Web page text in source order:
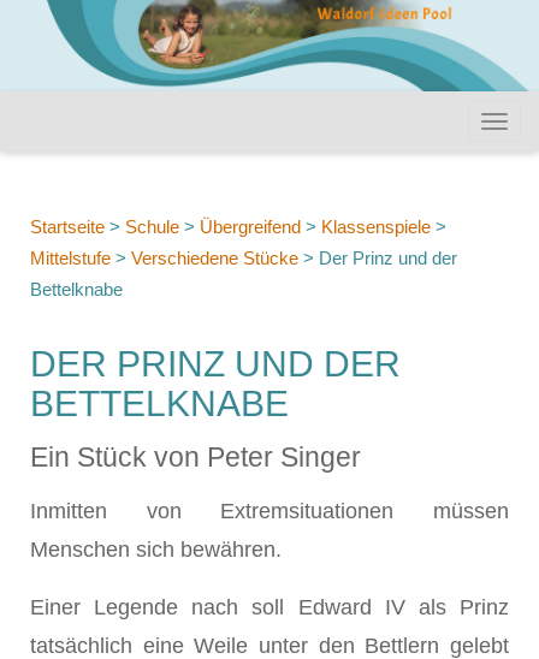
Startseite > Schule > Übergreifend > Klassenspiele >
Mittelstufe > Verschiedene Stücke > Der Prinz und der
Bettelknabe
DER PRINZ UND DER
BETTELKNABE
Ein Stück von Peter Singer
Inmitten von Extremsituationen müssen
Menschen sich bewähren.
Einer Legende nach soll Edward IV als Prinz
tatsächlich eine Weile unter den Bettlern gelebt